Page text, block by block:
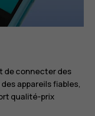
de connecter des
appareils fiables,
qualité-prix